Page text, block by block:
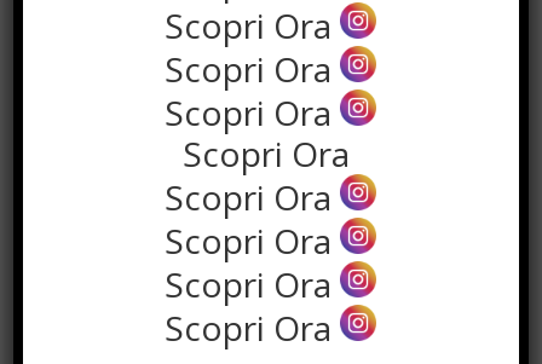
POPOLARI
Alcuni trucchi per avere un blog di
successo
Scopri Ora
Scopri Ora
Scopri Ora
Scopri Ora
Scopri Ora
Scopri Ora
Scopri Ora
Scopri Ora